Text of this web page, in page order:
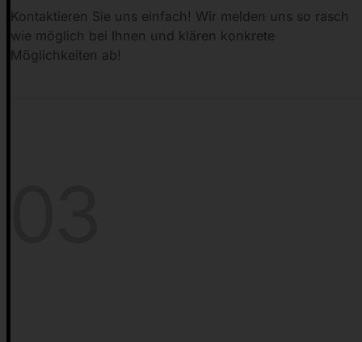
Kontaktieren Sie uns einfach! Wir melden uns so rasch
wie möglich bei Ihnen und klären konkrete
Möglichkeiten ab!